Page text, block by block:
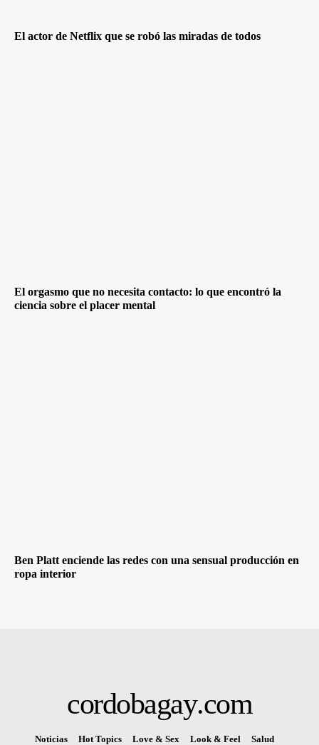
El actor de Netflix que se robó las miradas de todos
El orgasmo que no necesita contacto: lo que encontró la
ciencia sobre el placer mental
Ben Platt enciende las redes con una sensual producción en
ropa interior
cordobagay.com
Noticias Hot Topics Love & Sex Look & Feel
Salud